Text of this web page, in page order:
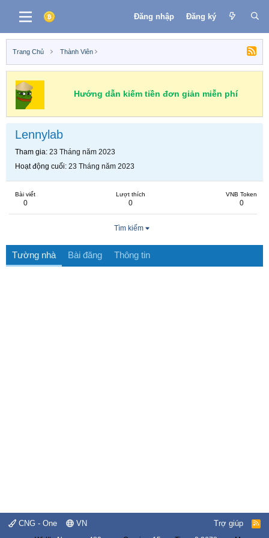
Đăng nhập Đăng ký
Trang Chủ Thành Viên
Hướng dẫn kiếm tiền đơn giản miễn phí
Lennylab
Tham gia 23 Tháng năm 2023
Hoạt động cuối 23 Tháng năm 2023
Bài viết
0
Lượt thích
0
VNB Token
0
Tìm kiếm
Tường nhà Bài đăng Thông tin
CNG - One VN Trợ giúp
R